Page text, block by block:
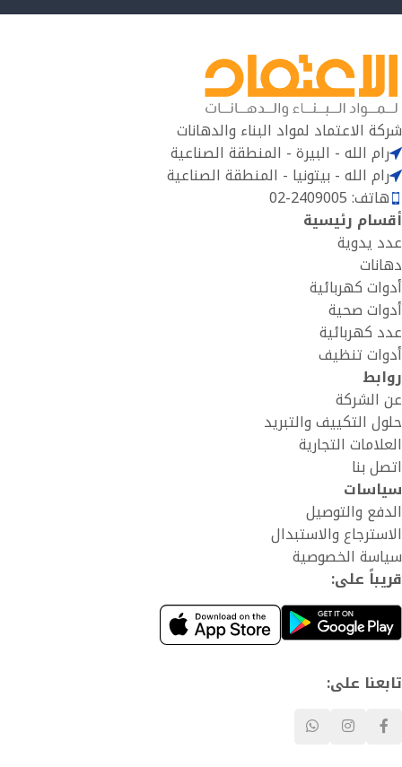
شركة الاعتماد لمواد البناء والدهانات
رام الله - البيرة - المنطقة الصناعية
رام الله - بيتونيا - المنطقة الصناعية
هاتف: 2409005-02
أقسام رئيسية
عدد يدوية
دهانات
أدوات كهربائية
أدوات صحية
عدد كهربائية
أدوات تنظيف
روابط
عن الشركة
حلول التكييف والتبريد
العلامات التجارية
اتصل بنا
سياسات
الدفع والتوصيل
الاسترجاع والاستبدال
سياسة الخصوصية
قريباً على:
تابعنا على: